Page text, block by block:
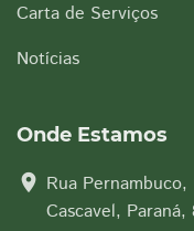
Carta de Serviços
Notícias
Onde Estamos
location_on Rua
Cascavel, Paraná,